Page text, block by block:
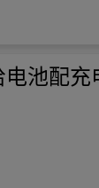
池配充